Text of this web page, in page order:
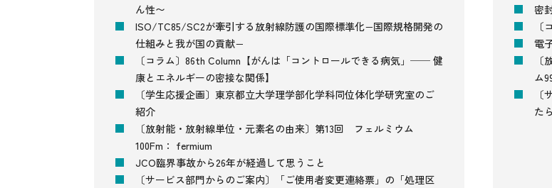
ん性〜
ISO/TC85/SC2が牽引する放射線防護の国際標準化−国際規格開発の
仕組みと我が国の貢献−
〔コラム〕86th Column【がんは「コントロールできる病気」── 健
康とエネルギーの密接な関係】
〔学生応援企画〕東京都立大学理学部化学科同位体化学研究室のご
紹介
〔放射能・放射線単位・元素名の由来〕第13回 フェルミウム
100Fm： fermium
JCO臨界事故から26年が経過して思うこと
〔サービス部門からのご案内〕「ご使用者変更連絡票」の「処理区
密
電
ム
た